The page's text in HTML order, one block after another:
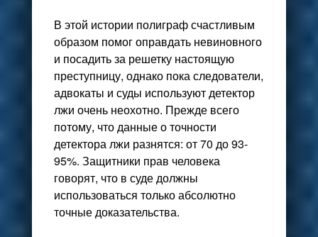
В этой истории полиграф счастливым
образом помог оправдать невиновного
и посадить за решетку настоящую
преступницу, однако пока следователи,
адвокаты и суды используют детектор
лжи очень неохотно. Прежде всего
потому, что данные о точности
детектора лжи разнятся: от 70 до 93-
95%. Защитники прав человека
говорят, что в суде должны
использоваться только абсолютно
точные доказательства.